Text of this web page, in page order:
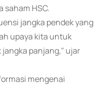
HSC.
jangka pendek yang
upaya kita untuk
panjang," ujar
mengenai